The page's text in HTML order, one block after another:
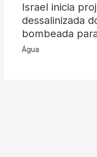
Israel inicia
dessalinizada
bombeada
Água